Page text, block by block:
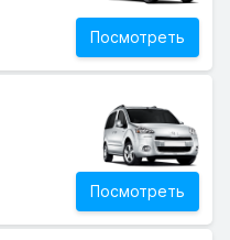
Посмотреть
Посмотреть